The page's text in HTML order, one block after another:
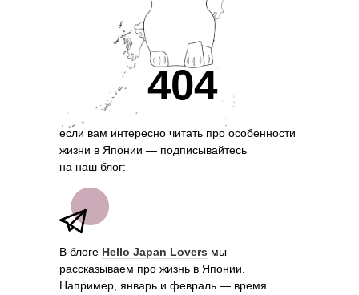
В блоге Hello Japan Lovers мы
рассказываем про жизнь в Японии.
Например, январь и февраль — время
если вам интересно читать про особенности
жизни в Японии — подписывайтесь
на наш блог:
404